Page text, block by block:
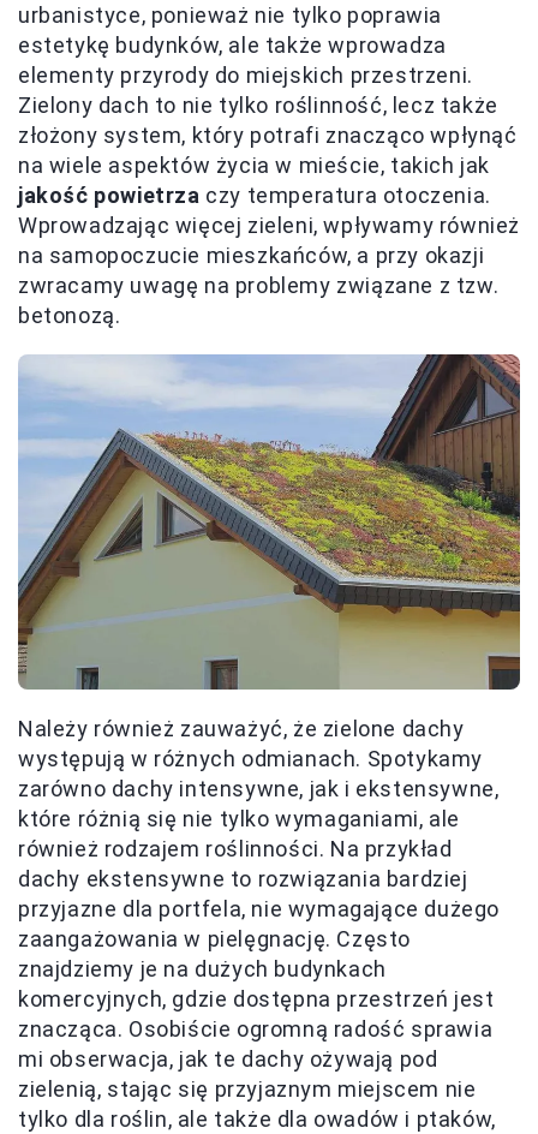
urbanistyce, ponieważ nie tylko poprawia
estetykę budynków, ale także wprowadza
elementy przyrody do miejskich przestrzeni.
Zielony dach to nie tylko roślinność, lecz także
złożony system, który potrafi znacząco wpłynąć
na wiele aspektów życia w mieście, takich jak
jakość powietrza czy temperatura otoczenia.
Wprowadzając więcej zieleni, wpływamy również
na samopoczucie mieszkańców, a przy okazji
zwracamy uwagę na problemy związane z tzw.
betonozą.
Należy również zauważyć, że zielone dachy
występują w różnych odmianach. Spotykamy
zarówno dachy intensywne, jak i ekstensywne,
które różnią się nie tylko wymaganiami, ale
również rodzajem roślinności. Na przykład
dachy ekstensywne to rozwiązania bardziej
przyjazne dla portfela, nie wymagające dużego
zaangażowania w pielęgnację. Często
znajdziemy je na dużych budynkach
komercyjnych, gdzie dostępna przestrzeń jest
znacząca. Osobiście ogromną radość sprawia
mi obserwacja, jak te dachy ożywają pod
zielenią, stając się przyjaznym miejscem nie
tylko dla roślin, ale także dla owadów i ptaków,